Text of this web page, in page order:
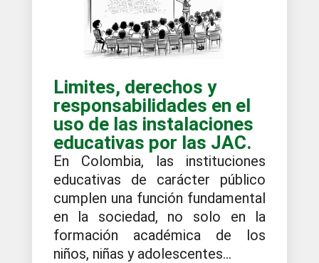
Limites, derechos y
responsabilidades en el
uso de las instalaciones
educativas por las JAC.
En Colombia, las instituciones
educativas de carácter público
cumplen una función fundamental
en la sociedad, no solo en la
formación académica de los
niños, niñas y adolescentes...